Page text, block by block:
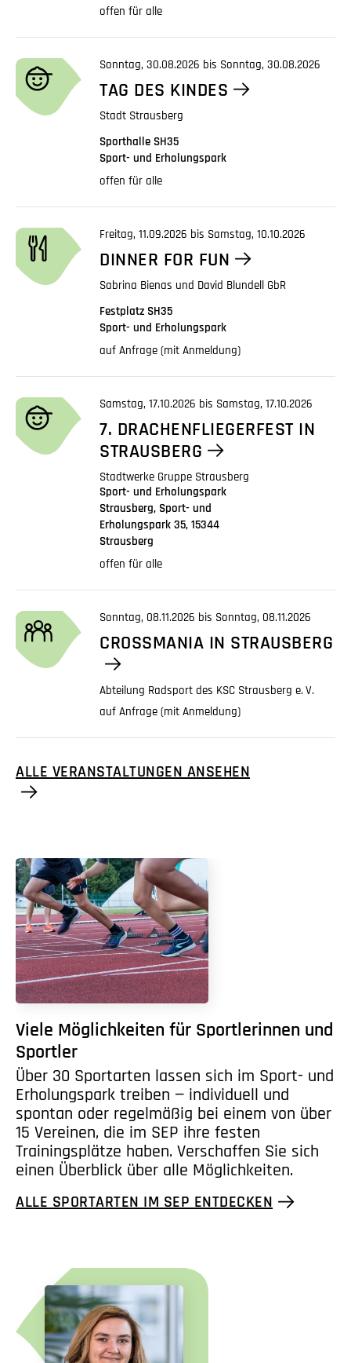
offen für alle
Sonntag, 30.08.2026 bis Sonntag, 30.08.2026
TAG DES KINDES
Stadt Strausberg
Sporthalle SH35
Sport- und Erholungspark
offen für alle
Freitag, 11.09.2026 bis Samstag, 10.10.2026
DINNER FOR FUN
Sabrina Bienas und David Blundell GbR
Festplatz SH35
Sport- und Erholungspark
auf Anfrage (mit Anmeldung)
Samstag, 17.10.2026 bis Samstag, 17.10.2026
7. DRACHENFLIEGERFEST IN
STRAUSBERG
Stadtwerke Gruppe Strausberg
Sport- und Erholungspark
Strausberg, Sport- und
Erholungspark 35, 15344
Strausberg
offen für alle
Sonntag, 08.11.2026 bis Sonntag, 08.11.2026
CROSSMANIA IN STRAUSBERG
Abteilung Radsport des KSC Strausberge. V.
auf Anfrage (mit Anmeldung)
ALLE VERANSTALTUNGEN ANSEHEN
Viele Möglichkeiten für Sportlerinnen und
Sportler
Über 30 Sportarten lassen sich im Sport- und
Erholungspark treiben — individuell und
spontan oder regelmäßig bei einem von über
15 Vereinen, die im SEP ihre festen
Trainingsplätze haben. Verschaffen Sie sich
einen Überblick über alle Möglichkeiten.
ALLE SPORTARTEN IM SEP ENTDECKEN